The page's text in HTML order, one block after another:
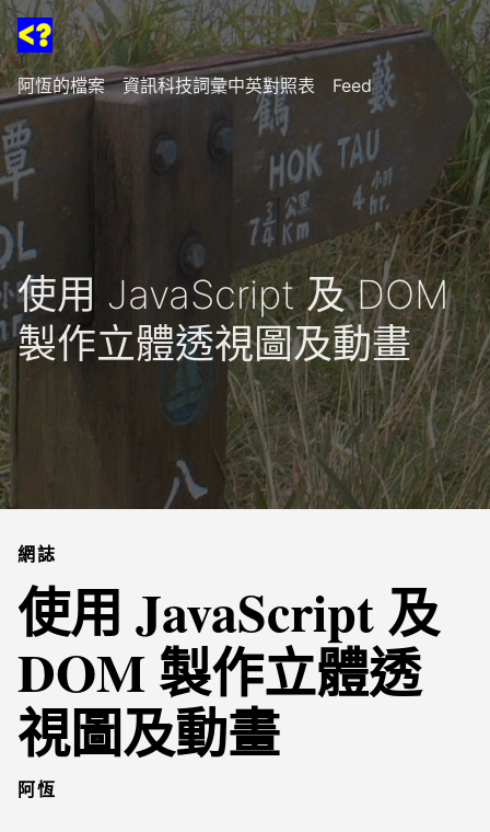
阿恆的檔案 資訊科技詞彙中英對照表 Feed
使用 JavaScript 及 DOM
製作立體透視圖及動畫
網誌
使用 JavaScript 及
DOM 製作立體透
視圖及動畫
阿恆